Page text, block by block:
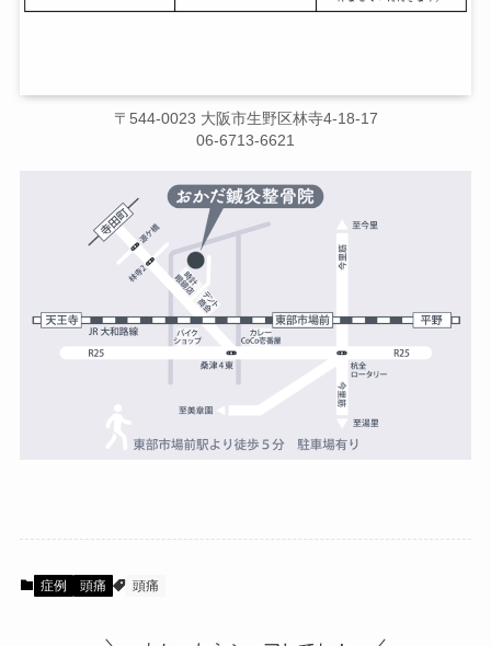
〒544-0023 大阪市生野区林寺4-18-17
06-6713-6621
症例 頭痛 頭痛